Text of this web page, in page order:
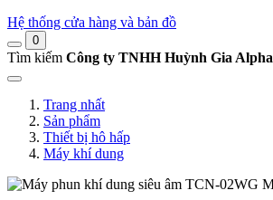
Hệ thống cửa hàng và bản đồ
0
Tìm kiếm Công ty TNHH Huỳnh Gia Alpha
Trang nhất
Sản phẩm
Thiết bị hô hấp
Máy khí dung